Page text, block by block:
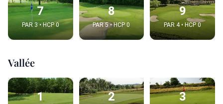
7
PAR 3 • HCP 0
8
PAR 5 • HCP 0
9
PAR 4 • HCP 0
Vallée
1 2 3